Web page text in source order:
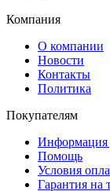
Компания
О компании
Новости
Контакты
Политика
Покупателям
Информация
Помощь
Условия
Гарантия на